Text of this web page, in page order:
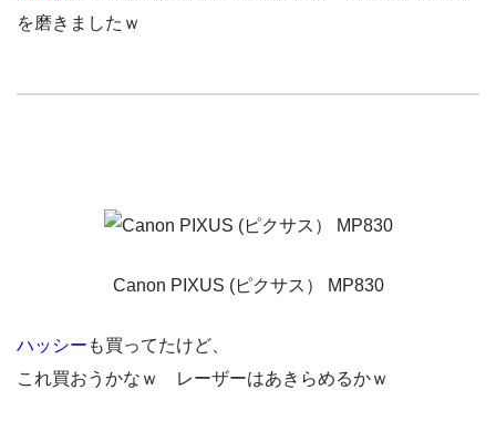
を磨きましたｗ
Canon PIXUS (ピクサス） MP830
ハッシー も買ってたけど、
これ買おうかなｗ レーザーはあきらめるかｗ